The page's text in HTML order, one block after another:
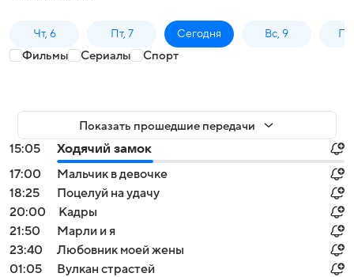
Чт, 6 Пт, 7 Сегодня Вс, 9
Фильмы Сериалы Спорт
Показать прошедшие передачи
15:05
Ходячий замок
17:00
Мальчик в девочке
18:25
Поцелуй на удачу
20:00
Кадры
21:50
Марли и я
23:40
Любовник моей жены
01:05
Вулкан страстей